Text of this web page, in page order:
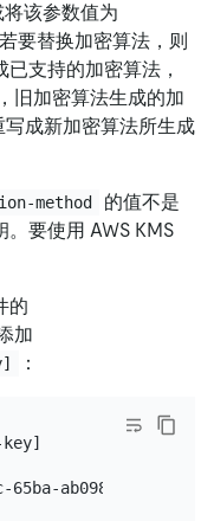
将该参数值为
要替换加密算法，则
已支持的加密算法，
旧加密算法生成的加
成新加密算法所生成
method 的值不是
要使用 AWS KMS
的
加
：
ab0987654321"